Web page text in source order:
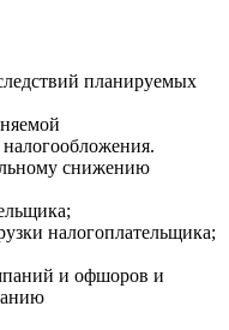
планируемых
снижению
налогоплательщика;
и офшоров и